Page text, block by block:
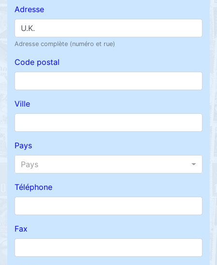
Adresse
Adresse complète (numéro et rue)
Code postal
Ville
Pays
Pays
Téléphone
Fax